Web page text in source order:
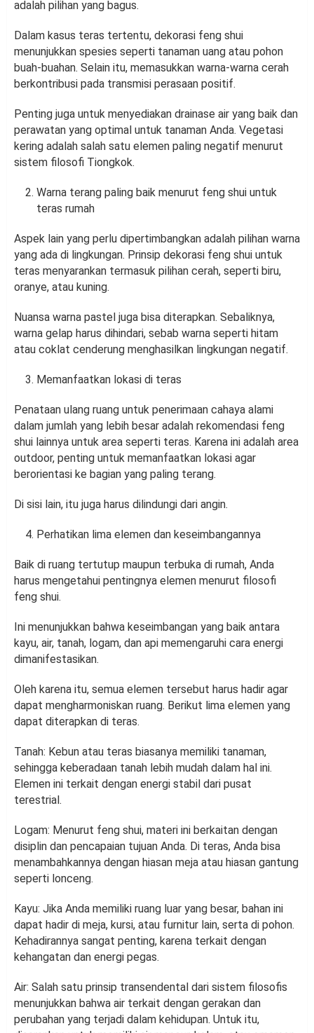
adalah pilihan yang bagus.
Dalam kasus teras tertentu, dekorasi feng shui
menunjukkan spesies seperti tanaman uang atau pohon
buah-buahan. Selain itu, memasukkan warna-warna cerah
berkontribusi pada transmisi perasaan positif.
Penting juga untuk menyediakan drainase air yang baik dan
perawatan yang optimal untuk tanaman Anda. Vegetasi
kering adalah salah satu elemen paling negatif menurut
sistem filosofi Tiongkok.
Warna terang paling baik menurut feng shui untuk
teras rumah
Aspek lain yang perlu dipertimbangkan adalah pilihan warna
yang ada di lingkungan. Prinsip dekorasi feng shui untuk
teras menyarankan termasuk pilihan cerah, seperti biru,
oranye, atau kuning.
Nuansa warna pastel juga bisa diterapkan. Sebaliknya,
warna gelap harus dihindari, sebab warna seperti hitam
atau coklat cenderung menghasilkan lingkungan negatif.
Memanfaatkan lokasi di teras
Penataan ulang ruang untuk penerimaan cahaya alami
dalam jumlah yang lebih besar adalah rekomendasi feng
shui lainnya untuk area seperti teras. Karena ini adalah area
outdoor, penting untuk memanfaatkan lokasi agar
berorientasi ke bagian yang paling terang.
Di sisi lain, itu juga harus dilindungi dari angin.
Perhatikan lima elemen dan keseimbangannya
Baik di ruang tertutup maupun terbuka di rumah, Anda
harus mengetahui pentingnya elemen menurut filosofi
feng shui.
Ini menunjukkan bahwa keseimbangan yang baik antara
kayu, air, tanah, logam, dan api memengaruhi cara energi
dimanifestasikan.
Oleh karena itu, semua elemen tersebut harus hadir agar
dapat mengharmoniskan ruang. Berikut lima elemen yang
dapat diterapkan di teras.
Tanah: Kebun atau teras biasanya memiliki tanaman,
sehingga keberadaan tanah lebih mudah dalam hal ini.
Elemen ini terkait dengan energi stabil dari pusat
terestrial.
Logam: Menurut feng shui, materi ini berkaitan dengan
disiplin dan pencapaian tujuan Anda. Di teras, Anda bisa
menambahkannya dengan hiasan meja atau hiasan gantung
seperti lonceng.
Kayu: Jika Anda memiliki ruang luar yang besar, bahan ini
dapat hadir di meja, kursi, atau furnitur lain, serta di pohon.
Kehadirannya sangat penting, karena terkait dengan
kehangatan dan energi pegas.
Air: Salah satu prinsip transendental dari sistem filosofis
menunjukkan bahwa air terkait dengan gerakan dan
perubahan yang terjadi dalam kehidupan. Untuk itu,